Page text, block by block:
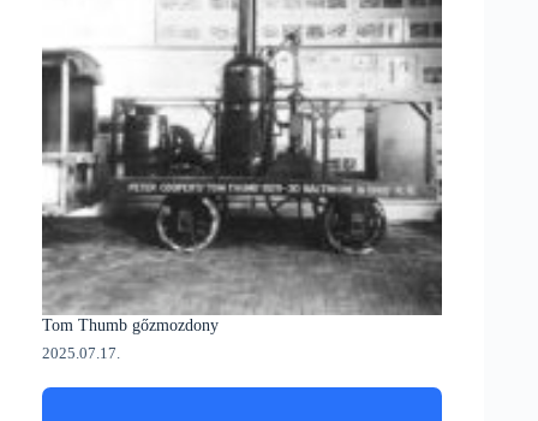
Tom Thumb gőzmozdony
2025.07.17.